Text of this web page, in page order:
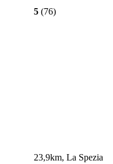
5 (76)
23,9km, La Spezia